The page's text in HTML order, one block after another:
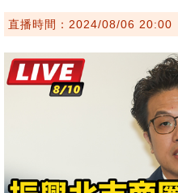
直播時間：2024/08/06 20:00